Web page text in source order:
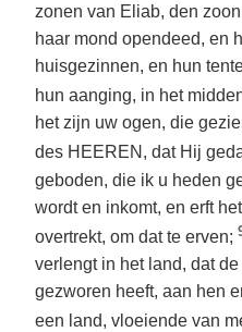
zonen van Eliab, den
haar mond opendeed, en
huisgezinnen, en hun
hun aanging, in het
het zijn uw ogen, die
des HEEREN, dat Hij
geboden, die ik u heden
wordt en inkomt, en erft
overtrekt, om dat te erven;
verlengt in het land, dat
gezworen heeft, aan hen
een land, vloeiende van